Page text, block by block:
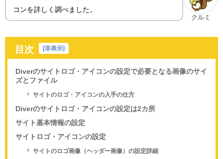
クルミ
コンを詳しく調べました。
目次 [非表示]
Diverのサイトロゴ・アイコンの設定で必要となる画像のサイ
ズとファイル
サイトのロゴ・アイコンの入手の仕方
Diverのサイトロゴ・アイコンの設定は2カ所
サイト基本情報の設定
サイトロゴ・アイコンの設定
サイトのロゴ画像（ヘッダー画像）の設定詳細